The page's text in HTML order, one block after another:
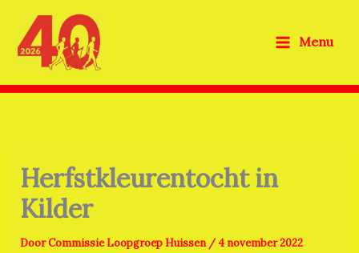
naar
Menu
Herfstkleurentocht in
Kilder
DoorCommissie Loopgroep Huissen /4 november 2022